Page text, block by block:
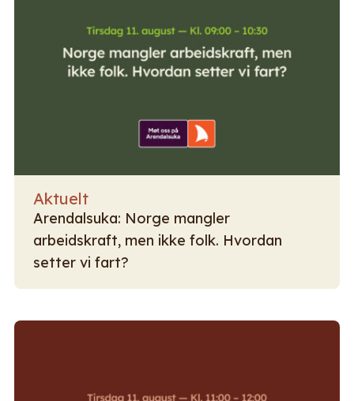
Aktuelt
Arendalsuka: Norge mangler
arbeidskraft, men ikke folk. Hvordan
setter vi fart?